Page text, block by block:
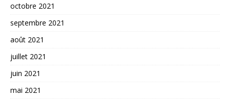
octobre 2021
septembre 2021
août 2021
juillet 2021
juin 2021
mai 2021